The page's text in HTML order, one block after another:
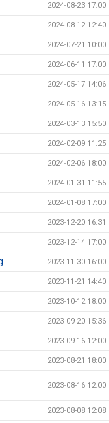
2024-08-23 17:00
2024-08-12 12:40
2024-07-21 10:00
2024-06-11 17:00
2024-05-17 14:06
2024-05-16 13:15
2024-03-13 15:50
2024-02-09 11:25
2024-02-06 18:00
2024-01-31 11:55
2024-01-08 17:00
2023-12-20 16:31
2023-12-14 17:00
2023-11-30 16:00
2023-11-21 14:40
2023-10-12 18:00
2023-09-20 15:36
2023-09-16 12:00
2023-08-21 18:00
2023-08-16 12:00
2023-08-08 12:08